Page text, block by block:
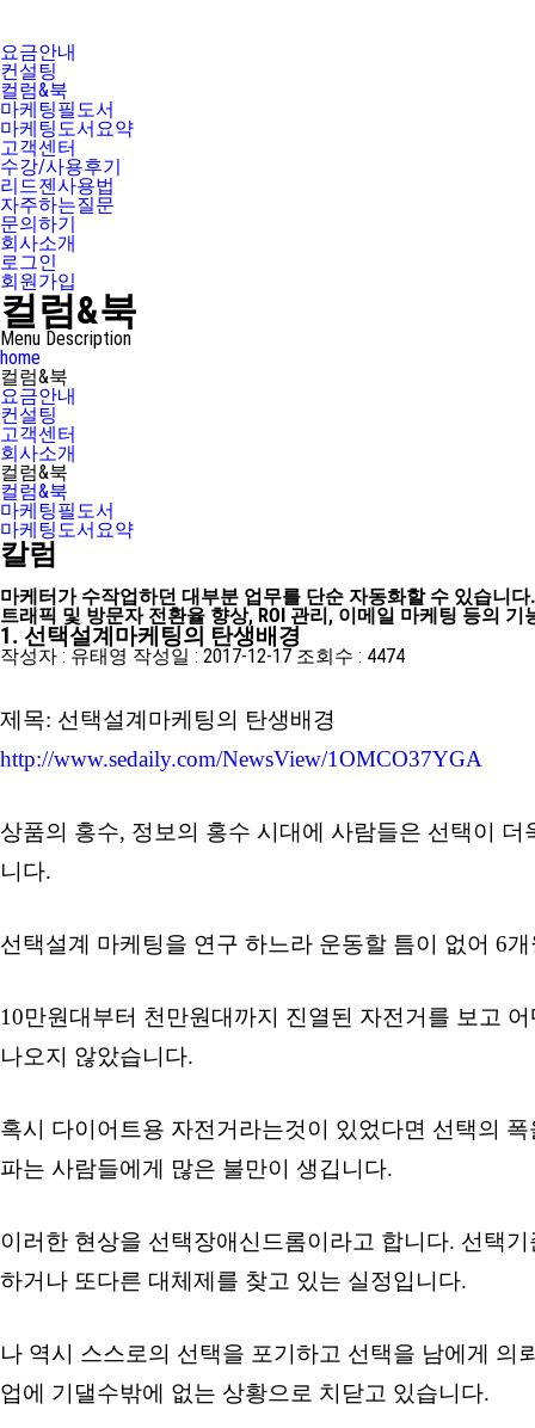
요금안내
컨설팅
컬럼&북
마케팅필도서
마케팅도서요약
고객센터
수강/사용후기
리드젠사용법
자주하는질문
문의하기
회사소개
로그인
회원가입
컬럼&북
Menu Description
home
컬럼&북
요금안내
컨설팅
고객센터
회사소개
컬럼&북
컬럼&북
마케팅필도서
마케팅도서요약
칼럼
마케터가 수작업하던 대부분 업무를 단순 자동화할 수 있습니다.
트래픽 및 방문자 전환율 향상, ROI 관리, 이메일 마케팅 등의
1. 선택설계마케팅의 탄생배경
작성자 : 유태영 작성일 : 2017-12-17 조회수 : 4474
제목: 선택설계마케팅의 탄생배경
http://www.sedaily.com/NewsView/1OMCO37YGA
상품의 홍수, 정보의 홍수 시대에 사람들은 선택이
니다.
선택설계 마케팅을 연구 하느라 운동할 틈이 없어 6
10만원대부터 천만원대까지 진열된 자전거를 보고
나오지 않았습니다.
혹시 다이어트용 자전거라는것이 있었다면 선택의
파는 사람들에게 많은 불만이 생깁니다.
이러한 현상을 선택장애신드롬이라고 합니다. 선택
하거나 또다른 대체제를 찾고 있는 실정입니다.
나 역시 스스로의 선택을 포기하고 선택을 남에게
업에 기댈수밖에 없는 상황으로 치닫고 있습니다.